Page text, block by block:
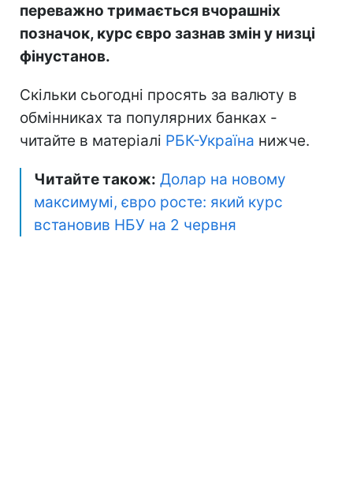
переважно тримається вчорашніх
позначок, курс євро зазнав змін у низці
фінустанов.
Скільки сьогодні просять за валюту в
обмінниках та популярних банках -
читайте в матеріалі РБК-Україна нижче.
Читайте також: Долар на новому
максимумі, євро росте: який курс
встановив НБУ на 2 червня